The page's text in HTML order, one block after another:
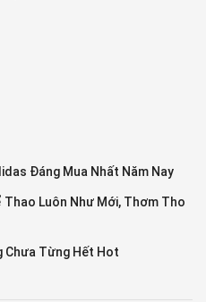
Đáng Mua Nhất Năm Nay
Thao Luôn Như Mới, Thơm Tho
Chưa Từng Hết Hot